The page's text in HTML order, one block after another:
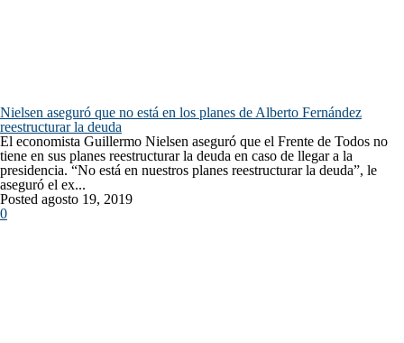
Nielsen aseguró que no está en los planes de Alberto Fernández
reestructurar la deuda
El economista Guillermo Nielsen aseguró que el Frente de Todos no
tiene en sus planes reestructurar la deuda en caso de llegar a la
presidencia. “No está en nuestros planes reestructurar la deuda”, le
aseguró el ex...
Posted agosto 19, 2019
0